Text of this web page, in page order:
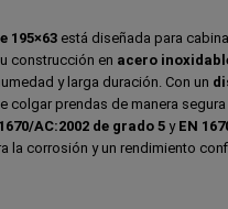
195×63está diseñada para
construcción en acero
y larga duración. Con un
colgar prendas de manera
AC:2002 de grado 5y EN
la corrosión y un rendimiento